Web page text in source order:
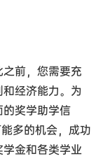
前，您需要充
经济能力。为
奖学助学信
多的机会，成功
金和各类学业